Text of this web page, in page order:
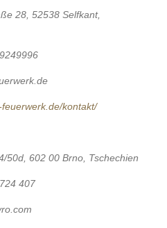
28, 52538 Selfkant,
kontakt/
50d, 602 00 Brno, Tschechien
407